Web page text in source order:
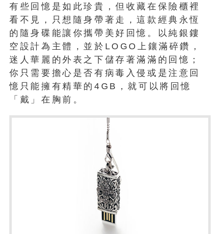
有些回憶是如此珍貴，但收藏在保險櫃裡
看不見，只想隨身帶著走，這款經典永恆
的隨身碟能讓你攜帶美好回憶。以純銀鏤
空設計為主體，並於LOGO上鑲滿碎鑽，
迷人華麗的外表之下儲存著滿滿的回憶；
你只需要擔心是否有病毒入侵或是注意回
憶只能擁有精華的4GB，就可以將回憶
「戴」在胸前。